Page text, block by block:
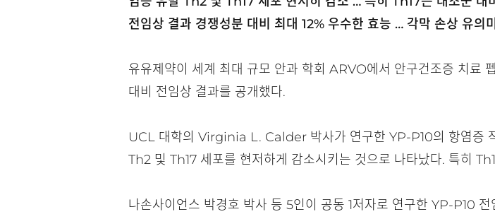
전임상 결과 경쟁성분 대비 최대 12% 우수한 효능 … 각막 손상 유의
유유제약이 세계 최대 규모 안과 학회 ARVO에서 안구건조증 치료
대비 전임상 결과를 공개했다.
UCL 대학의 Virginia L. Calder 박사가 연구한 YP-P10의 항염증
Th2 및 Th17 세포를 현저하게 감소시키는 것으로 나타났다. 특히
나손사이언스 박경호 박사 등 5인이 공동 1저자로 연구한 YP-